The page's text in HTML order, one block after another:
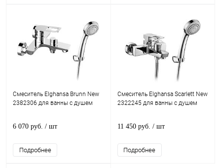
Смеситель Elghansa Brunn New
2382306 для ванны с душем
6 070 руб. / шт
Подробнее
Смеситель Elghansa Scarlett New
2322245 для ванны с душем
11 450 руб. / шт
Подробнее